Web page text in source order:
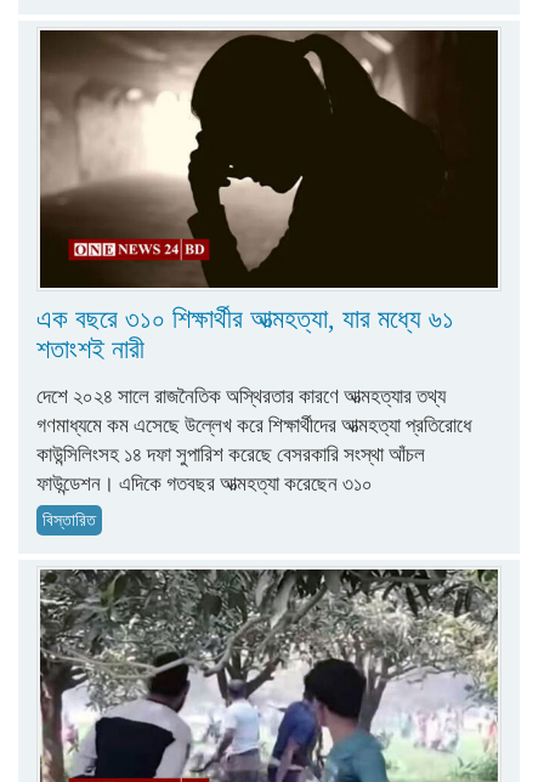
এক বছরে ৩১০ শিক্ষার্থীর আত্মহত্যা, যার মধ্যে ৬১
শতাংশই নারী
দেশে ২০২৪ সালে রাজনৈতিক অস্থিরতার কারণে আত্মহত্যার তথ্য
গণমাধ্যমে কম এসেছে উল্লেখ করে শিক্ষার্থীদের আত্মহত্যা প্রতিরোধে
কাউন্সিলিংসহ ১৪ দফা সুপারিশ করেছে বেসরকারি সংস্থা আঁচল
ফাউন্ডেশন। এদিকে গতবছর আত্মহত্যা করেছেন ৩১০
বিস্তারিত